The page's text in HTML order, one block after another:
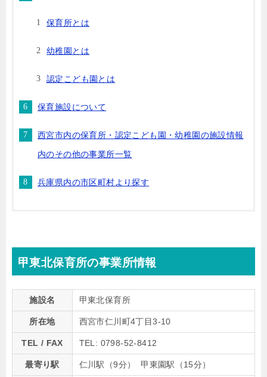
保育所とは
幼稚園とは
認定こども園とは
保育施設について
西宮市内の保育所・認定こども園・幼稚園の施設情報
内のその他の事業所一覧
兵庫県内の市区町村より探す
甲東北保育所の事業所情報
施設名 甲東北保育所
所在地 西宮市仁川町4丁⽬3-10
TEL / FAX TEL: 0798-52-8412
最寄り駅 仁川駅（9分） 甲東園駅（15分）